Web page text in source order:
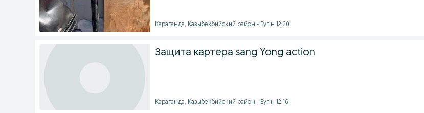
Караганда, Казыбекбийский район - Бүгін 12:20
Защита картера sang Yong action
Караганда, Казыбекбийский район - Бүгін 12:16